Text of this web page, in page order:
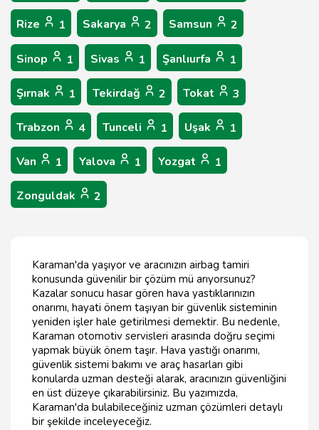
Rize 1 Sakarya 2 Samsun 2
Sinop 1 Sivas 1 Şanlıurfa 1
Şırnak 1 Tekirdağ 2 Tokat 3
Trabzon 4 Tunceli 1 Uşak 1
Van 1 Yalova 1 Yozgat 1
Zonguldak 2
Karaman'da yaşıyor ve aracınızın airbag tamiri
konusunda güvenilir bir çözüm mü arıyorsunuz?
Kazalar sonucu hasar gören hava yastıklarınızın
onarımı, hayati önem taşıyan bir güvenlik sisteminin
yeniden işler hale getirilmesi demektir. Bu nedenle,
Karaman otomotiv servisleri arasında doğru seçimi
yapmak büyük önem taşır. Hava yastığı onarımı,
güvenlik sistemi bakımı ve araç hasarları gibi
konularda uzman desteği alarak, aracınızın güvenliğini
en üst düzeye çıkarabilirsiniz. Bu yazımızda,
Karaman'da bulabileceğiniz uzman çözümleri detaylı
bir şekilde inceleyeceğiz.